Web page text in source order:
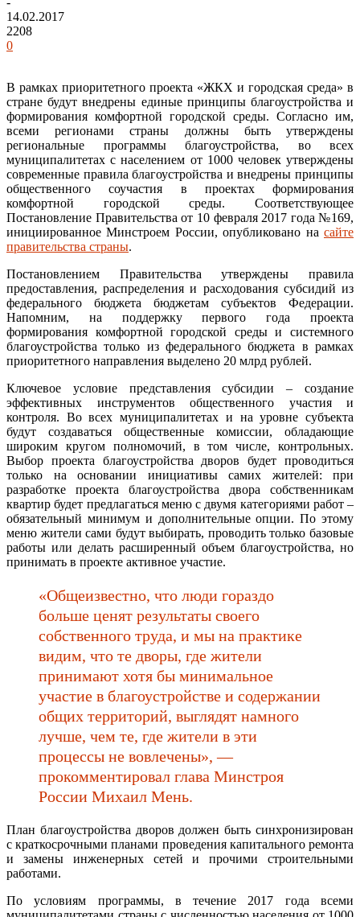
14.02.2017
2208
0
В рамках приоритетного проекта «ЖКХ и городская среда» в
стране будут внедрены единые принципы благоустройства и
формирования комфортной городской среды. Согласно им,
всеми регионами страны должны быть утверждены
региональные программы благоустройства, во всех
муниципалитетах с населением от 1000 человек утверждены
современные правила благоустройства и внедрены принципы
общественного соучастия в проектах формирования
комфортной городской среды. Соответствующее
Постановление Правительства от 10 февраля 2017 года №169,
инициированное Минстроем России, опубликовано на сайте
правительства страны.
Постановлением Правительства утверждены правила
предоставления, распределения и расходования субсидий из
федерального бюджета бюджетам субъектов Федерации.
Напомним, на поддержку первого года проекта
формирования комфортной городской среды и системного
благоустройства только из федерального бюджета в рамках
приоритетного направления выделено 20 млрд рублей.
Ключевое условие представления субсидии – создание
эффективных инструментов общественного участия и
контроля. Во всех муниципалитетах и на уровне субъекта
будут создаваться общественные комиссии, обладающие
широким кругом полномочий, в том числе, контрольных.
Выбор проекта благоустройства дворов будет проводиться
только на основании инициативы самих жителей: при
разработке проекта благоустройства двора собственникам
квартир будет предлагаться меню с двумя категориями работ –
обязательный минимум и дополнительные опции. По этому
меню жители сами будут выбирать, проводить только базовые
работы или делать расширенный объем благоустройства, но
принимать в проекте активное участие.
«Общеизвестно, что люди гораздо
больше ценят результаты своего
собственного труда, и мы на практике
видим, что те дворы, где жители
принимают хотя бы минимальное
участие в благоустройстве и содержании
общих территорий, выглядят намного
лучше, чем те, где жители в эти
процессы не вовлечены», —
прокомментировал глава Минстроя
России Михаил Мень.
План благоустройства дворов должен быть синхронизирован
с краткосрочными планами проведения капитального ремонта
и замены инженерных сетей и прочими строительными
работами.
По условиям программы, в течение 2017 года всеми